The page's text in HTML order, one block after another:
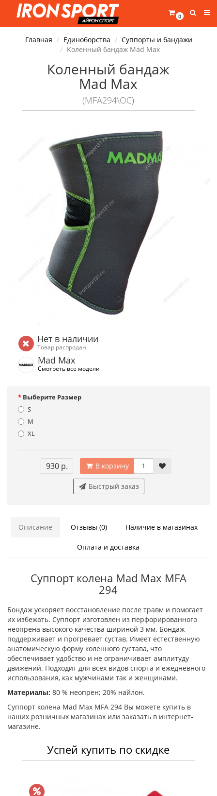
0
Главная Единоборства
Суппорты и бандажи
Коленный бандаж Mad Max
Коленный бандаж
Mad Max
(MFA294\OC)
Нет в наличии
Товар распродан
Mad Max
Смотреть все модели
Выберите Размер
S
M
XL
930 р. В корзину
Быстрый заказ
Описание Отзывы (0) Наличие в магазинах
Оплата и доставка
Суппорт колена Mad Max MFA
294
Бондаж ускоряет восстановление после травм и помогает
их избежать. Суппорт изготовлен из перфорированного
неопрена высокого качества шириной 3 мм. Бондаж
поддерживает и прогревает сустав. Имеет естественную
анатомическую форму коленного сустава, что
обеспечивает удобство и не ограничивает амплитуду
движений. Подходит для всех видов спорта и ежедневного
использования, как мужчинами так и женщинами.
Материалы: 80 % неопрен; 20% найлон.
Суппорт колена Mad Max MFA 294 Вы можете купить в
наших розничных магазинах или заказать в интернет-
магазине.
Успей купить по скидке